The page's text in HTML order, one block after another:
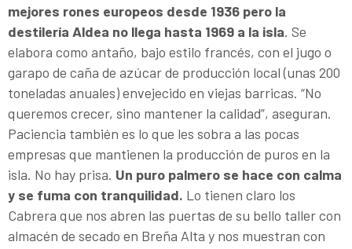
mejores rones europeos desde 1936 pero la
destilería Aldea no llega hasta 1969 a la isla. Se
elabora como antaño, bajo estilo francés, con el jugo o
garapo de caña de azúcar de producción local (unas 200
toneladas anuales) envejecido en viejas barricas. “No
queremos crecer, sino mantener la calidad”, aseguran.
Paciencia también es lo que les sobra a las pocas
empresas que mantienen la producción de puros en la
isla. No hay prisa. Un puro palmero se hace con calma
y se fuma con tranquilidad. Lo tienen claro los
Cabrera que nos abren las puertas de su bello taller con
almacén de secado en Breña Alta y nos muestran con